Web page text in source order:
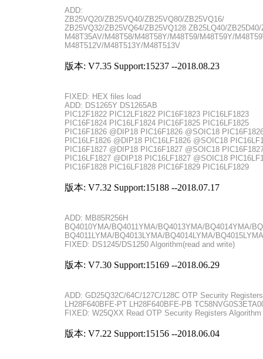
ADD:
ZB25VQ20/ZB25VQ40/ZB25VQ80/ZB25VQ16/
ZB25VQ32/ZB25VQ64/ZB25VQ128 ZB25LQ40/
M48T35AV/M48T58/M48T58Y/M48T59/M48T59Y/
M48T512V/M48T513Y/M48T513V
版本: V7.35 Support:15237 --2018.08.23
FIXED: HEX files load
ADD: DS1265Y DS1265AB
PIC12F1822 PIC12LF1822 PIC16F1823 PIC16LF1823
PIC16F1824 PIC16LF1824 PIC16F1825 PIC16LF1825
PIC16F1826 @DIP18 PIC16F1826 @SOIC18
PIC16LF1826 @DIP18 PIC16LF1826 @SOIC18
PIC16F1827 @DIP18 PIC16F1827 @SOIC18
PIC16LF1827 @DIP18 PIC16LF1827 @SOIC18
PIC16F1828 PIC16LF1828 PIC16F1829 PIC16LF1829
版本: V7.32 Support:15188 --2018.07.17
ADD: MB85R256H
BQ4010YMA/BQ4011YMA/BQ4013YMA/BQ4014YMA/
BQ4011LYMA/BQ4013LYMA/BQ4014LYMA/BQ4015LYMA
FIXED: DS1245/DS1250 Algorithm(read and write)
版本: V7.30 Support:15169 --2018.06.29
ADD: GD25Q32C/64C/127C/128C OTP Security
LH28F640BFE-PT LH28F640BFE-PB
FIXED: W25QXX Read OTP Security Registers Algorithm
版本: V7.22 Support:15156 --2018.06.04